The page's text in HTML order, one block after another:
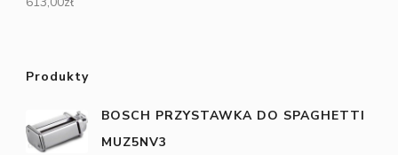
Produkty
BOSCH PRZYSTAWKA DO SPAGHETTI
MUZ5NV3